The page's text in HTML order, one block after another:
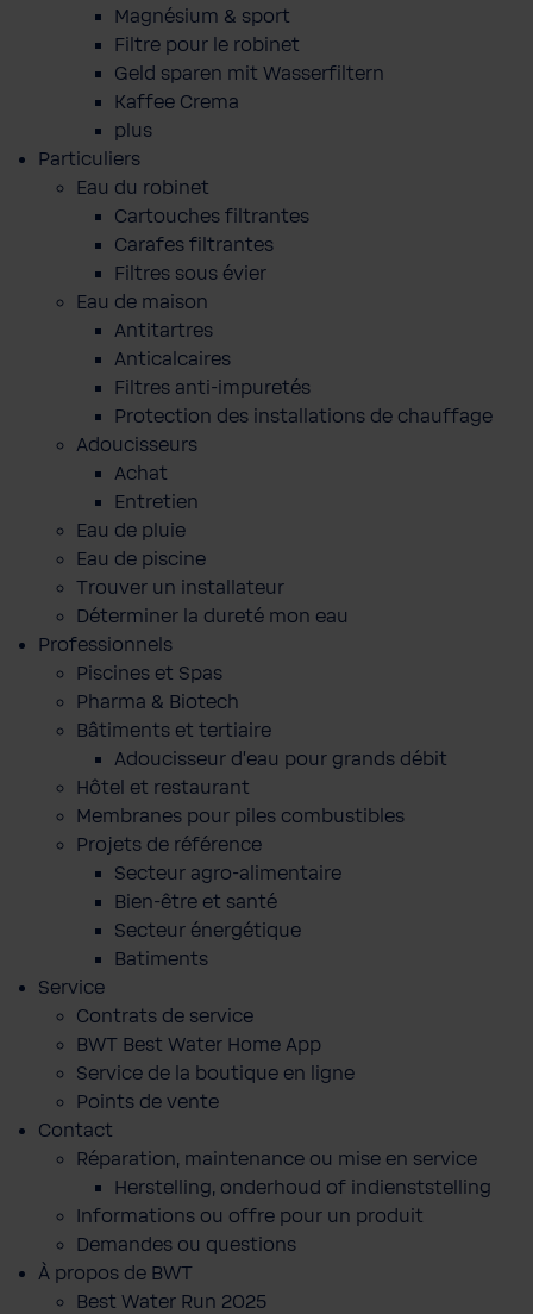
Magnésium & sport
Filtre pour le robinet
Geld sparen mit Wasserfiltern
Kaffee Crema
plus
Particuliers
Eau du robinet
Cartouches filtrantes
Carafes filtrantes
Filtres sous évier
Eau de maison
Antitartres
Anticalcaires
Filtres anti-impuretés
Protection des installations de chauffage
Adoucisseurs
Achat
Entretien
Eau de pluie
Eau de piscine
Trouver un installateur
Déterminer la dureté mon eau
Professionnels
Piscines et Spas
Pharma & Biotech
Bâtiments et tertiaire
Adoucisseur d'eau pour grands débit
Hôtel et restaurant
Membranes pour piles combustibles
Projets de référence
Secteur agro-alimentaire
Bien-être et santé
Secteur énergétique
Batiments
Service
Contrats de service
BWT Best Water Home App
Service de la boutique en ligne
Points de vente
Contact
Réparation, maintenance ou mise en service
Herstelling, onderhoud of indienststelling
Informations ou offre pour un produit
Demandes ou questions
À propos de BWT
Best Water Run 2025